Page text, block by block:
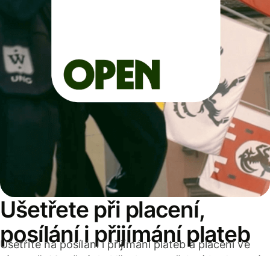
Ušetřete při placení,
posílání i přijímání plateb
Ušetříte na posílání i přijímání plateb a placení ve